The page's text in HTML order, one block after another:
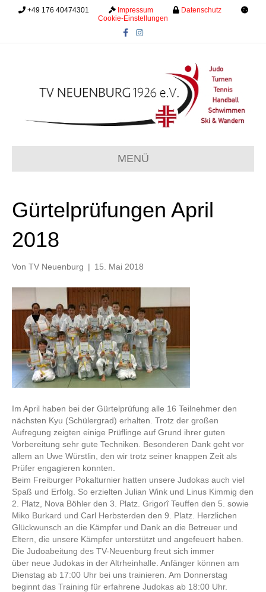
+49 176 40474301 Impressum Datenschutz
Cookie-Einstellungen
c
k
s
a
m
MENÜ
Gürtelprüfungen April
2018
Von TV Neuenburg | 15. Mai 2018
Im April haben bei der Gürtelprüfung alle 16 Teilnehmer den
nächsten Kyu (Schülergrad) erhalten. Trotz der großen
Aufregung zeigten einige Prüflinge auf Grund ihrer guten
Vorbereitung sehr gute Techniken. Besonderen Dank geht vor
allem an Uwe Würstlin, den wir trotz seiner knappen Zeit als
Prüfer engagieren konnten.
Beim Freiburger Pokalturnier hatten unsere Judokas auch viel
Spaß und Erfolg. So erzielten Julian Wink und Linus Kimmig den
2. Platz, Nova Böhler den 3. Platz. Grigorî Teuffen den 5. sowie
Miko Burkard und Carl Herbsterden den 9. Platz. Herzlichen
Glückwunsch an die Kämpfer und Dank an die Betreuer und
Eltern, die unsere Kämpfer unterstützt und angefeuert haben.
Die Judoabeitung des TV-Neuenburg freut sich immer
über neue Judokas in der Altrheinhalle. Anfänger können am
Dienstag ab 17:00 Uhr bei uns trainieren. Am Donnerstag
beginnt das Training für erfahrene Judokas ab 18:00 Uhr.